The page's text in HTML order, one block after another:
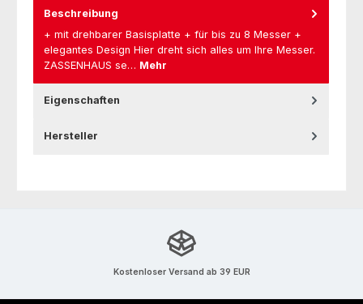
Beschreibung
+ mit drehbarer Basisplatte + für bis zu 8 Messer +
elegantes Design Hier dreht sich alles um Ihre Messer.
ZASSENHAUS se… Mehr
Eigenschaften
Hersteller
Kostenloser Versand ab 39 EUR